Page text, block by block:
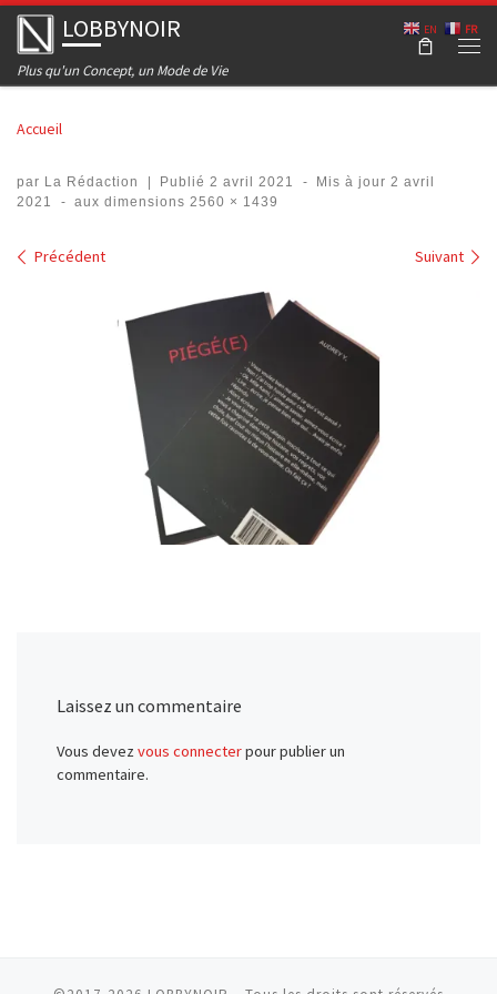
Skip to content
LOBBYNOIR
Plus qu'un Concept, un Mode de Vie
Accueil
par La Rédaction | Publié 2 avril 2021 - Mis à jour 2 avril
2021
- aux dimensions 2560 × 1439
Navigation dans les images
Précédent Suivant
Laissez un commentaire
Vous devezvous connecterpour publier un
commentaire.
EN FR